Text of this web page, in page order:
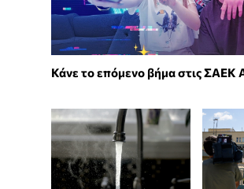
Κάνε το επόμενο βήμα στις